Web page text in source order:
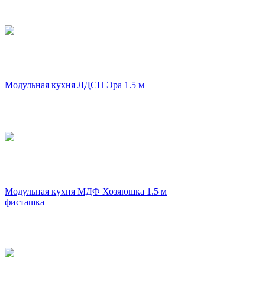
Модульная кухня ЛДСП Эра 1.5 м
Модульная кухня МДФ Хозяюшка 1.5 м
фисташка